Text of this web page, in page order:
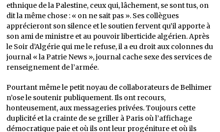
ethnique de la Palestine, ceux qui, lâchement, se sont tus, on
dit la même chose : « on ne sait pas ». Ses collègues
apprécieront son silence et le soutien fervent qu’il apporte à
son ami de ministre et au pouvoir liberticide algérien. Après
le Soir d’Algérie qui me le refuse, il a eu droit aux colonnes du
journal « la Patrie News », journal cache sexe des services de
renseignement de l’armée.
Pourtant même le petit noyau de collaborateurs de Belhimer
n’ose le soutenir publiquement. Ils ont recours,
honteusement, aux messageries privées. Toujours cette
duplicité et la crainte de se griller à Paris où l’affichage
démocratique paie et où ils ont leur progéniture et où ils